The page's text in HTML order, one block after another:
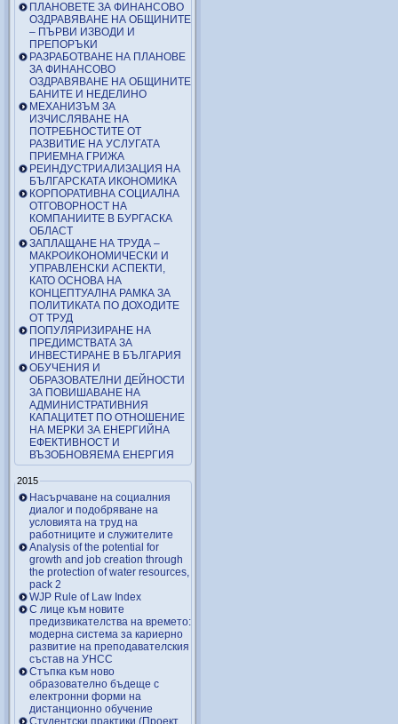
ПЛАНОВЕТЕ ЗА ФИНАНСОВО
ОЗДРАВЯВАНЕ НА ОБЩИНИТЕ
– ПЪРВИ ИЗВОДИ И
ПРЕПОРЪКИ
РАЗРАБОТВАНЕ НА ПЛАНОВЕ
ЗА ФИНАНСОВО
ОЗДРАВЯВАНЕ НА ОБЩИНИТЕ
БАНИТЕ И НЕДЕЛИНО
МЕХАНИЗЪМ ЗА
ИЗЧИСЛЯВАНЕ НА
ПОТРЕБНОСТИТЕ ОТ
РАЗВИТИЕ НА УСЛУГАТА
ПРИЕМНА ГРИЖА
РЕИНДУСТРИАЛИЗАЦИЯ НА
БЪЛГАРСКАТА ИКОНОМИКА
КОРПОРАТИВНА СОЦИАЛНА
ОТГОВОРНОСТ НА
КОМПАНИИТЕ В БУРГАСКА
ОБЛАСТ
ЗАПЛАЩАНЕ НА ТРУДА –
МАКРОИКОНОМИЧЕСКИ И
УПРАВЛЕНСКИ АСПЕКТИ,
КАТО ОСНОВА НА
КОНЦЕПТУАЛНА РАМКА ЗА
ПОЛИТИКАТА ПО ДОХОДИТЕ
ОТ ТРУД
ПОПУЛЯРИЗИРАНЕ НА
ПРЕДИМСТВАТА ЗА
ИНВЕСТИРАНЕ В БЪЛГАРИЯ
ОБУЧЕНИЯ И
ОБРАЗОВАТЕЛНИ ДЕЙНОСТИ
ЗА ПОВИШАВАНЕ НА
АДМИНИСТРАТИВНИЯ
КАПАЦИТЕТ ПО ОТНОШЕНИЕ
НА МЕРКИ ЗА ЕНЕРГИЙНА
ЕФЕКТИВНОСТ И
ВЪЗОБНОВЯЕМА ЕНЕРГИЯ
2015
Насърчаване на социалния
диалог и подобряване на
условията на труд на
работниците и служителите
Analysis of the potential for
growth and job creation through
the protection of water resources,
pack 2
WJP Rule of Law Index
С лице към новите
предизвикателства на времето:
модерна система за кариерно
развитие на преподавателския
състав на УНСС
Стъпка към ново
образователно бъдеще с
електронни форми на
дистанционно обучение
Студентски практики (Проект